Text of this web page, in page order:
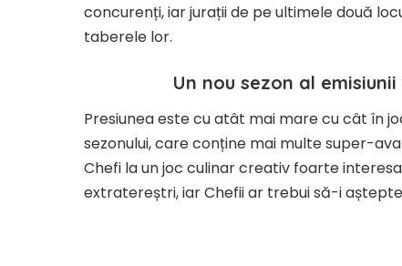
concurenți, iar jurații de pe ultimele două
taberele lor.
Un nou sezon al
Presiunea este cu atât mai mare cu cât în
sezonului, care conține mai multe super-
Chefi la un joc culinar creativ foarte
extratereștri, iar Chefii ar trebui să-i